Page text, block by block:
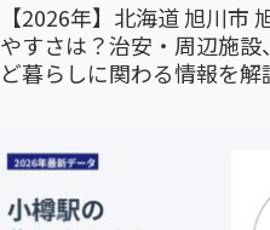
【2026年】北海道 旭川市
やすさは？治安・周辺施設
ど暮らしに関わる情報を解